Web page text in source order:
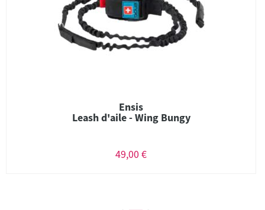
Ensis
Leash d'aile - Wing Bungy
49,00 €